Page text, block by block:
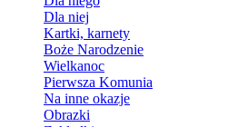
Dla niej
Kartki, karnety
Boże Narodzenie
Wielkanoc
Pierwsza Komunia
Na inne okazje
Obrazki